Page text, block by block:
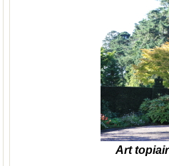
Art